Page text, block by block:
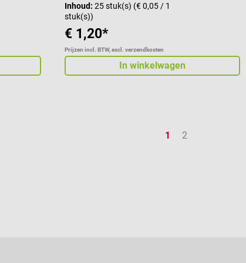
Inhoud: 25 stuk(s) (€ 0,05 / 1
stuk(s))
€ 1,20*
Prijzen incl. BTW, excl. verzendkosten
In winkelwagen
Pagina
1 Pagina
2